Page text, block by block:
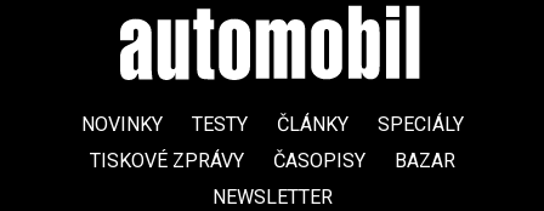
NOVINKY TESTY ČLÁNKY
SPECIÁLY
TISKOVÉ ZPRÁVY
ČASOPISY
BAZAR
NEWSLETTER